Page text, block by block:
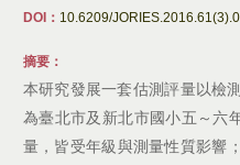
DOI： 10.6209/
摘要：
本研究發展一套估測評量以檢
為臺北市及新北市國小五～六
量，皆受年級與測量性質影響